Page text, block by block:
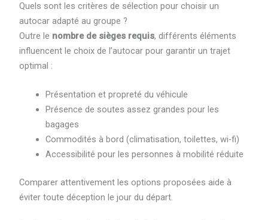
Quels sont les critères de sélection pour choisir un
autocar adapté au groupe ?
Outre le nombre de sièges requis, différents éléments
influencent le choix de l’autocar pour garantir un trajet
optimal :
Présentation et propreté du véhicule
Présence de soutes assez grandes pour les
bagages
Commodités à bord (climatisation, toilettes, wi-fi)
Accessibilité pour les personnes à mobilité réduite
Comparer attentivement les options proposées aide à
éviter toute déception le jour du départ.